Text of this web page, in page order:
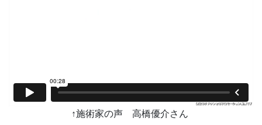
↑施術家の声 高橋優介さん